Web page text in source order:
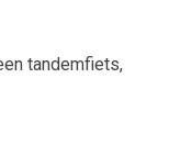
tandemfiets,